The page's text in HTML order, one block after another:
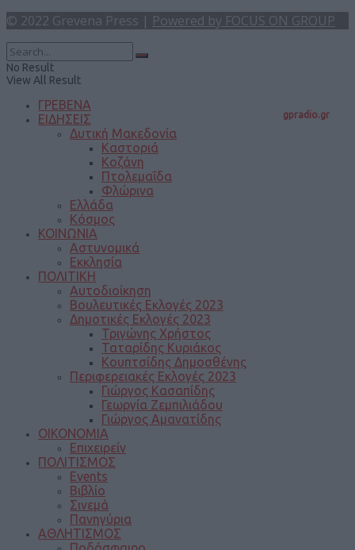
gpradio.gr
© 2022 Grevena Press | Powered by FOCUS ON GROUP
No Result
View All Result
ΓΡΕΒΕΝΑ
ΕΙΔΗΣΕΙΣ
Δυτική Μακεδονία
Καστοριά
Κοζάνη
Πτολεμαΐδα
Φλώρινα
Ελλάδα
Κόσμος
ΚΟΙΝΩΝΙΑ
Αστυνομικά
Εκκλησία
ΠΟΛΙΤΙΚΗ
Αυτοδιοίκηση
Βουλευτικές Εκλογές 2023
Δημοτικές Εκλογές 2023
Τριγώνης Χρήστος
Ταταρίδης Κυριάκος
Κουπτσίδης Δημοσθένης
Περιφερειακές Εκλογές 2023
Γιώργος Κασαπίδης
Γεωργία Ζεμπιλιάδου
Γιώργος Αμανατίδης
ΟΙΚΟΝΟΜΙΑ
Επιχειρείν
ΠΟΛΙΤΙΣΜΟΣ
Events
Βιβλίο
Σινεμά
Πανηγύρια
ΑΘΛΗΤΙΣΜΟΣ